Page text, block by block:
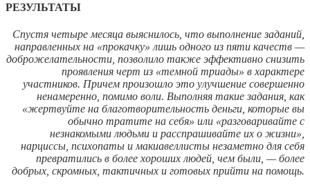
РЕЗУЛЬТАТЫ
Спустя четыре месяца выяснилось, что выполнение заданий,
направленных на «прокачку» лишь одного из пяти качеств —
доброжелательности, позволило также эффективно снизить
проявления черт из «темной триады» в характере
участников. Причем произошло это улучшение совершенно
ненамеренно, помимо воли. Выполняя такие задания, как
«жертвуйте на благотворительность деньги, которые вы
обычно тратите на себя» или «разговаривайте с
незнакомыми людьми и расспрашивайте их о жизни»,
нарциссы, психопаты и макиавеллисты незаметно для себя
превратились в более хороших людей, чем были, — более
добрых, скромных, тактичных и готовых прийти на помощь.